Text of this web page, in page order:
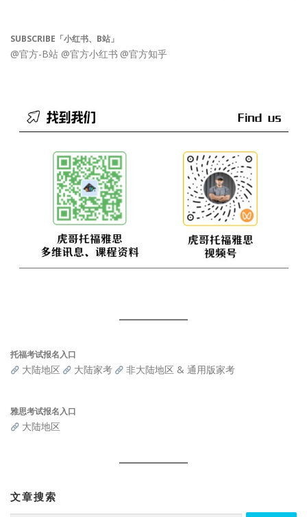
SUBSCRIBE「小红书、B站」
@官方-B站 @官方小红书 @官方知乎
托福考试报名入口
大陆地区 大陆家考 非大陆地区 & 通用版家考
雅思考试报名入口
大陆地区
文章搜索